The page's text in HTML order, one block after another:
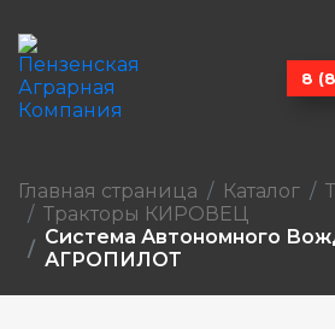
8
Главная страница Каталог
Тракторы КИРОВЕЦ
Система Автономного
АГРОПИЛОТ